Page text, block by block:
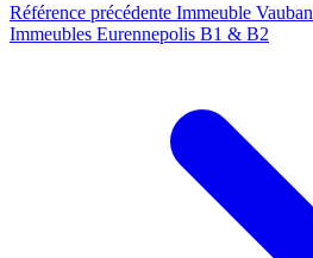
Référence précédente Immeuble Vauban
Immeubles Eurennepolis B1 & B2